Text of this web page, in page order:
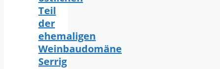
Teil
der
ehemaligen
Weinbaudomäne
Serrig